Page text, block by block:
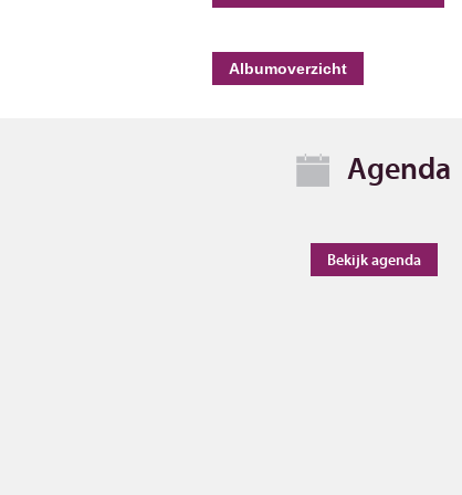
Albumoverzicht
Agenda
Bekijk agenda